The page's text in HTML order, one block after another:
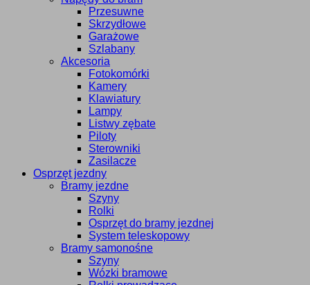
Przesuwne
Skrzydłowe
Garażowe
Szlabany
Akcesoria
Fotokomórki
Kamery
Klawiatury
Lampy
Listwy zębate
Piloty
Sterowniki
Zasilacze
Osprzęt jezdny
Bramy jezdne
Szyny
Rolki
Osprzęt do bramy jezdnej
System teleskopowy
Bramy samonośne
Szyny
Wózki bramowe